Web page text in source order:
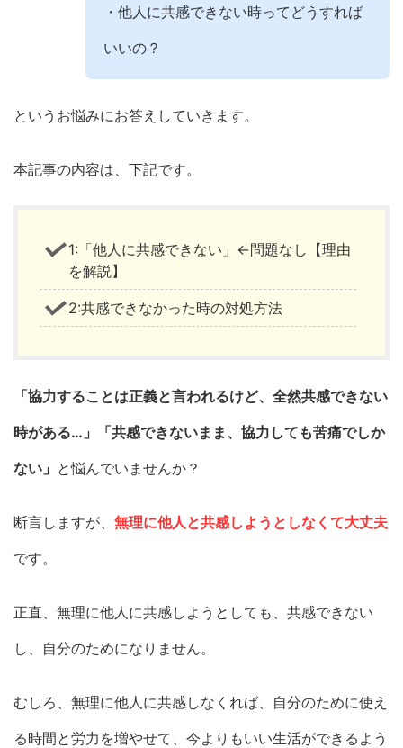
・他人に共感できない時ってどうすれば
いいの？
というお悩みにお答えしていきます。
本記事の内容は、下記です。
1:「他人に共感できない」←問題なし【理由
を解説】
2:共感できなかった時の対処方法
「協力することは正義と言われるけど、全然共感できない
時がある…」「共感できないまま、協力しても苦痛でしか
ない」 と悩んでいませんか？
断言しますが、 無理に他人と共感しようとしなくて大丈夫
です。
正直、無理に他人に共感しようとしても、共感できない
し、自分のためになりません。
むしろ、無理に他人に共感しなくれば、自分のために使え
る時間と労力を増やせて、今よりもいい生活ができるよう